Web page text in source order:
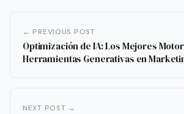
← PREVIOUS POST
Optimización de IA: Los Mejores
Herramientas Generativas en
NEXT POST →